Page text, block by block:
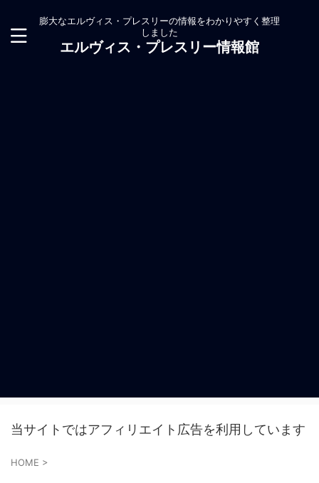
膨大なエルヴィス・プレスリーの情報をわかりやすく整理
しました
エルヴィス・プレスリー情報館
当サイトではアフィリエイト広告を利用しています
HOME >